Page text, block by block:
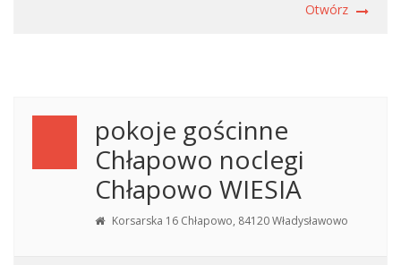
Otwórz
pokoje gościnne
Chłapowo noclegi
Chłapowo WIESIA
Korsarska 16 Chłapowo, 84120 Władysławowo